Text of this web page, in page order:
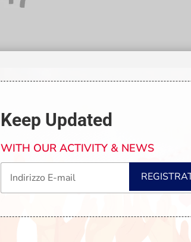
Keep Updated
WITH OUR ACTIVITY & NEWS